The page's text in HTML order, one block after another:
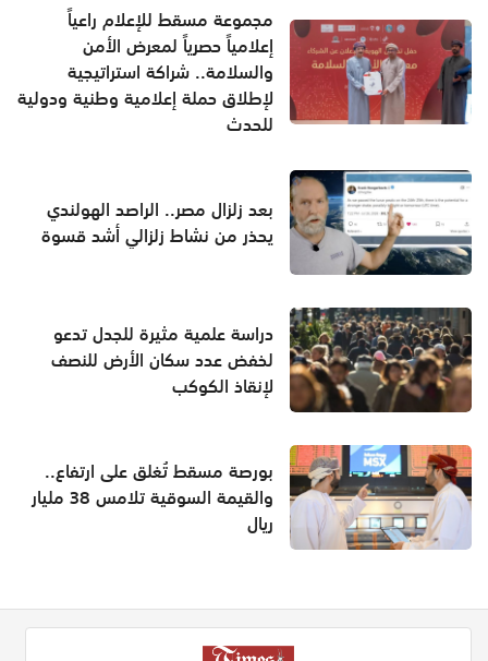
مجموعة مسقط للإعلام راعياً
إعلامياً حصرياً لمعرض الأمن
والسلامة.. شراكة استراتيجية
لإطلاق حملة إعلامية وطنية ودولية
للحدث
بعد زلزال مصر.. الراصد الهولندي
يحذر من نشاط زلزالي أشد قسوة
دراسة علمية مثيرة للجدل تدعو
لخفض عدد سكان الأرض للنصف
لإنقاذ الكوكب
بورصة مسقط تُغلق على ارتفاع..
والقيمة السوقية تلامس 38 مليار
ريال